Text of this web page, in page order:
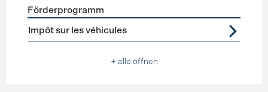
Förderprogramme Steuererleichterungen
Förderprogramm
Impôt sur les véhicules
+ alle öffnen